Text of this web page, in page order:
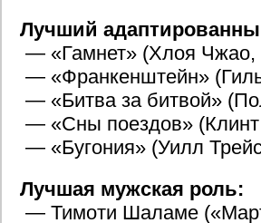
Лучший
— «Гамнет» (Хлоя Чжао,
— «Франкенштейн»
— «Битва за битвой»
— «Сны поездов» (Клинт
— «Бугония» (Уилл
Лучшая мужская роль:
— Тимоти Шаламе